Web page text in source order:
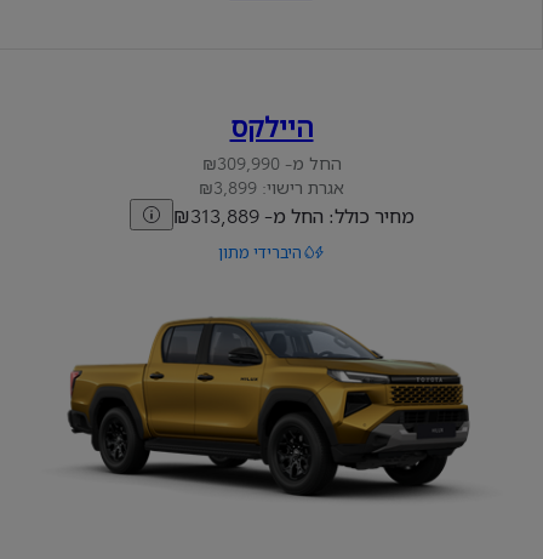
היילקס
החל מ- ₪309,990
אגרת רישוי: ₪3,899
מחיר כולל: החל מ- ₪313,889
היברידי מתון